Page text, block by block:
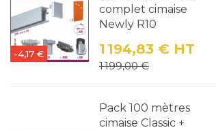
-4,17 €
complet cimaise
Newly R10
Prix
1 194,83 € HT
Prix de base
1 199,00 €
Pack 100 mètres
cimaise Classic +